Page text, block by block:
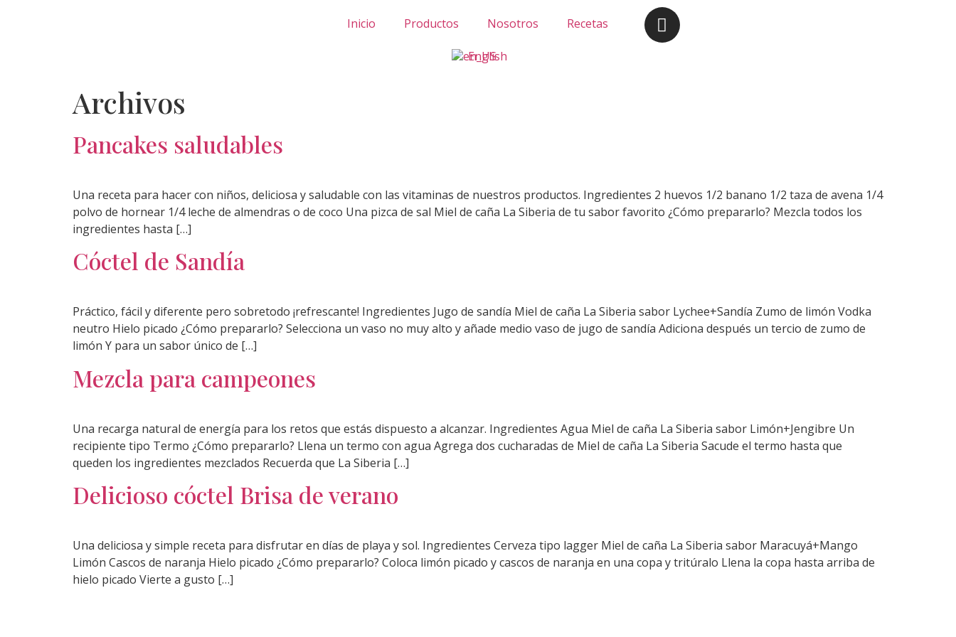
Inicio Productos Nosotros Recetas
English
Archivos
Pancakes saludables
Una receta para hacer con niños, deliciosa y saludable con las vitaminas de nuestros productos. Ingredientes 2 huevos 1/2 banano 1/2 taza de avena 1/4
polvo de hornear 1/4 leche de almendras o de coco Una pizca de sal Miel de caña La Siberia de tu sabor favorito ¿Cómo prepararlo? Mezcla todos los
ingredientes hasta […]
Cóctel de Sandía
Práctico, fácil y diferente pero sobretodo ¡refrescante! Ingredientes Jugo de sandía Miel de caña La Siberia sabor Lychee+Sandía Zumo de limón Vodka
neutro Hielo picado ¿Cómo prepararlo? Selecciona un vaso no muy alto y añade medio vaso de jugo de sandía Adiciona después un tercio de zumo de
limón Y para un sabor único de […]
Mezcla para campeones
Una recarga natural de energía para los retos que estás dispuesto a alcanzar. Ingredientes Agua Miel de caña La Siberia sabor Limón+Jengibre Un
recipiente tipo Termo ¿Cómo prepararlo? Llena un termo con agua Agrega dos cucharadas de Miel de caña La Siberia Sacude el termo hasta que
queden los ingredientes mezclados Recuerda que La Siberia […]
Delicioso cóctel Brisa de verano
Una deliciosa y simple receta para disfrutar en días de playa y sol. Ingredientes Cerveza tipo lagger Miel de caña La Siberia sabor Maracuyá+Mango
Limón Cascos de naranja Hielo picado ¿Cómo prepararlo? Coloca limón picado y cascos de naranja en una copa y tritúralo Llena la copa hasta arriba de
hielo picado Vierte a gusto […]